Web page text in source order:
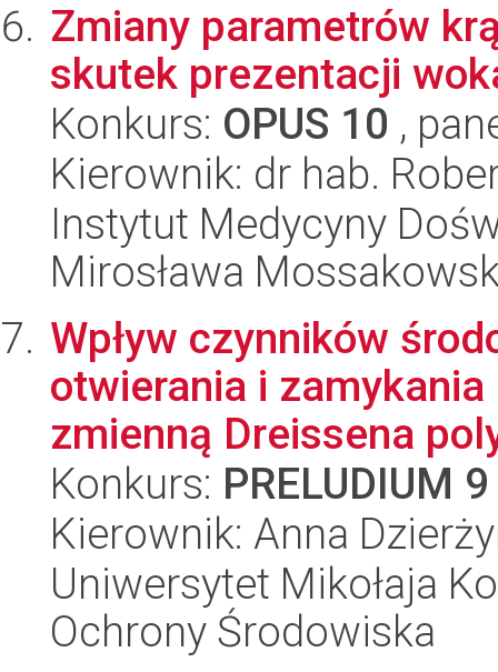
Zmiany parametrów
skutek prezentacji
Konkurs: OPUS 10 ,
Kierownik: dr hab.
Instytut Medycyny
Mirosława
Wpływ czynników
otwierania i
zmienną Dreissena
Konkurs: PRELUDIUM 9
Kierownik: Anna
Uniwersytet Mikołaja
Ochrony Środowiska